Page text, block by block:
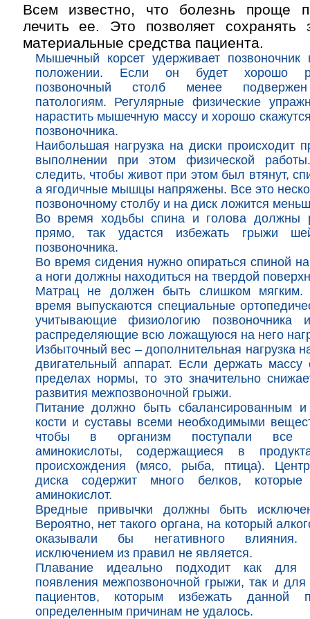
Всем известно, что болезнь проще
лечить ее. Это позволяет сохранять
материальные средства пациента.
Мышечный корсет удерживает позвоночник
положении. Если он будет хорошо
позвоночный столб менее
патологиям. Регулярные физические
нарастить мышечную массу и хорошо
позвоночника.
Наибольшая нагрузка на диски происходит
выполнении при этом физической
следить, чтобы живот при этом был втянут,
а ягодичные мышцы напряжены. Все это
позвоночному столбу и на диск ложится
Во время ходьбы спина и голова должны
прямо, так удастся избежать грыжи
позвоночника.
Во время сидения нужно опираться спиной
а ноги должны находиться на твердой
Матрац не должен быть слишком мягким.
время выпускаются специальные
учитывающие физиологию позвоночника
распределяющие всю ложащуюся на него
Избыточный вес – дополнительная нагрузка
двигательный аппарат. Если держать массу
пределах нормы, то это значительно
развития межпозвоночной грыжи.
Питание должно быть сбалансированным и
кости и суставы всеми необходимыми
чтобы в организм поступали все
аминокислоты, содержащиеся в
происхождения (мясо, рыба, птица).
диска содержит много белков, которые
аминокислот.
Вредные привычки должны быть
Вероятно, нет такого органа, на который
оказывали бы негативного влияния.
исключением из правил не является.
Плавание идеально подходит как для
появления межпозвоночной грыжи, так и для
пациентов, которым избежать данной
определенным причинам не удалось.